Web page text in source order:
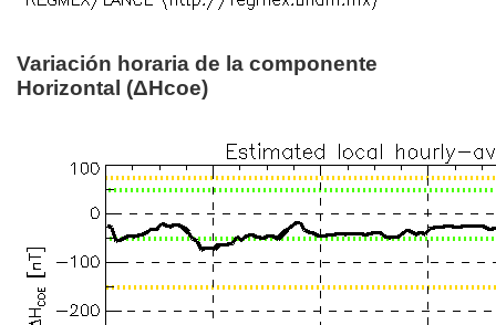
Variación horaria de la componente
Horizontal (ΔHcoe)